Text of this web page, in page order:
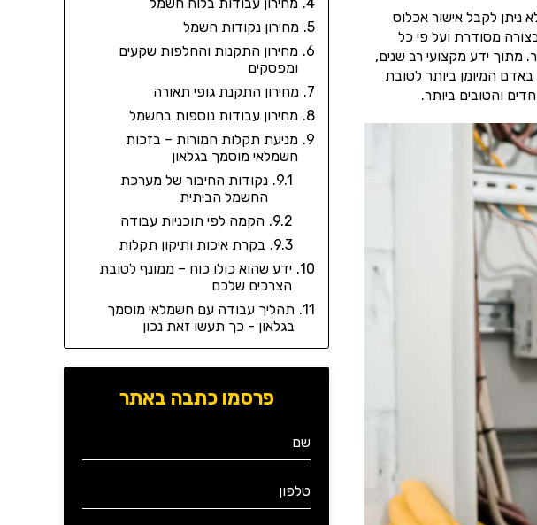
ניתן לקבל אישור אכלוס
מסודרת ועל פי כל
מתוך ידע מקצועי רב שנים,
המיומן ביותר לטובת
והטובים ביותר.
מחירון נקודות חשמל
מחירון התקנות והחלפות שקעים
ומפסקים
מחירון התקנת גופי תאורה
מחירון עבודות נוספות בחשמל
מניעת תקלות חמורות – בזכות
חשמלאי מוסמך בגלאון
נקודות החיבור של מערכת
החשמל הביתית
הקמה לפי תוכניות עבודה
בקרת איכות ותיקון תקלות
ידע שהוא כולו כוח – ממונף לטובת
הצרכים שלכם
תהליך עבודה עם חשמלאי מוסמך
בגלאון - כך תעשו זאת נכון
פרסמו כתבה באתר